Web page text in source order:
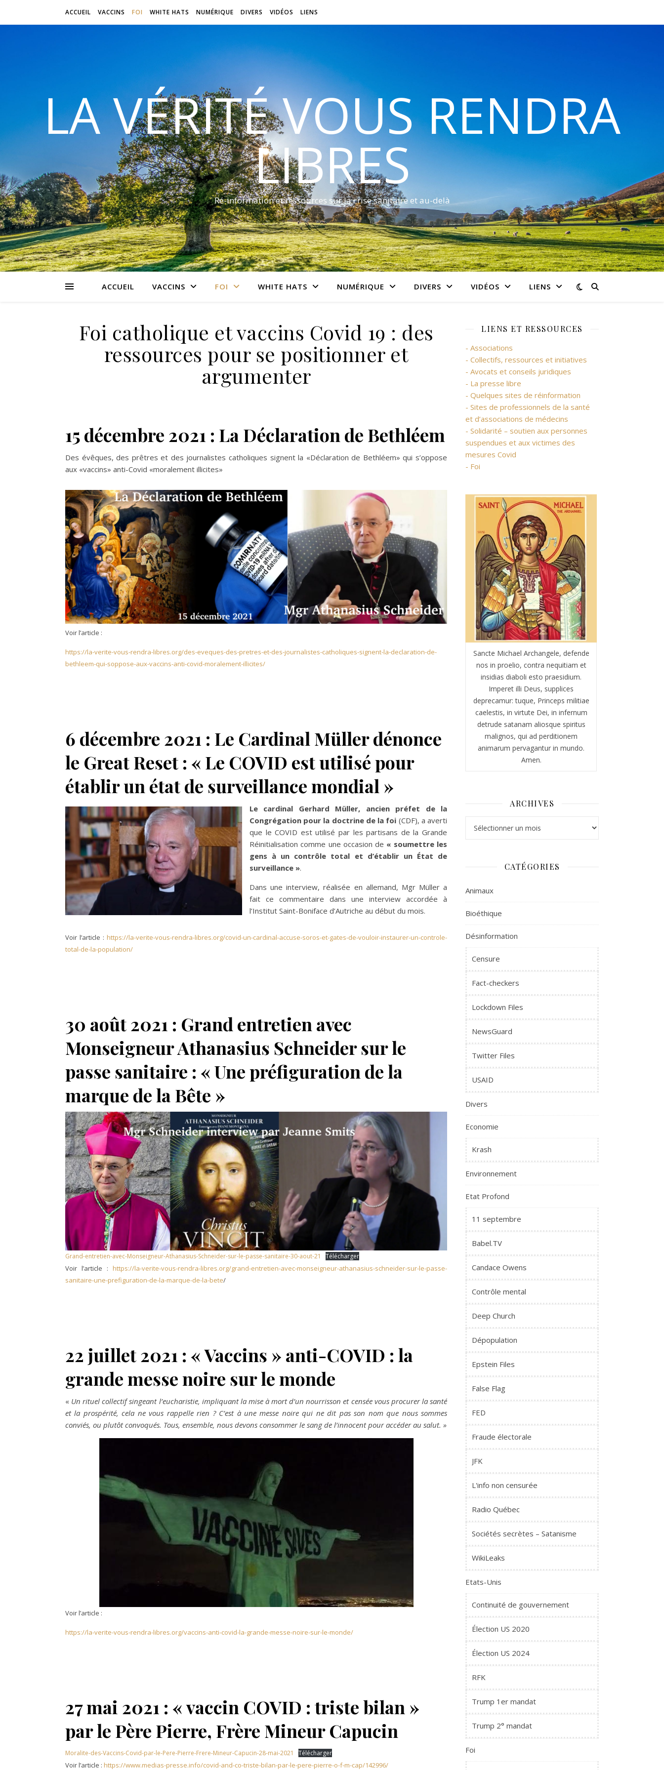
ACCUEIL VACCINS FOI WHITE HATS NUMÉRIQUE DIVERS VIDÉOS LIENS
LA VÉRITÉ VOUS RENDRA
LIBRES
Ré-information et ressources sur la crise sanitaire et au-delà
ACCUEIL VACCINS FOI WHITE HATS NUMÉRIQUE DIVERS VIDÉOS LIENS
Foi catholique et vaccins Covid 19 : des
ressources pour se positionner et
argumenter
15 décembre 2021 : La Déclaration de Bethléem
Des évêques, des prêtres et des journalistes catholiques signent la «Déclaration de Bethléem» qui s’oppose
aux «vaccins» anti-Covid «moralement illicites»
Voir l’article :
https://la-verite-vous-rendra-libres.org/des-eveques-des-pretres-et-des-journalistes-catholiques-signent-la-declaration-de-
bethleem-qui-soppose-aux-vaccins-anti-covid-moralement-illicites/
6 décembre 2021 : Le Cardinal Müller dénonce
le Great Reset : « Le COVID est utilisé pour
établir un état de surveillance mondial »
Le cardinal Gerhard Müller, ancien préfet de la
Congrégation pour la doctrine de la foi (CDF), a averti
que le COVID est utilisé par les partisans de la Grande
Réinitialisation comme une occasion de « soumettre les
gens à un contrôle total et d’établir un État de
surveillance ».
Dans une interview, réalisée en allemand, Mgr Müller a
fait ce commentaire dans une interview accordée à
l’Institut Saint-Boniface d’Autriche au début du mois.
Voir l’article : https://la-verite-vous-rendra-libres.org/covid-un-cardinal-accuse-soros-et-gates-de-vouloir-instaurer-un-controle-
total-de-la-population/
30 août 2021 : Grand entretien avec
Monseigneur Athanasius Schneider sur le
passe sanitaire : « Une préfiguration de la
marque de la Bête »
Grand-entretien-avec-Monseigneur-Athanasius-Schneider-sur-le-passe-sanitaire-30-aout-21 Télécharger
Voir l’article : https://la-verite-vous-rendra-libres.org/grand-entretien-avec-monseigneur-athanasius-schneider-sur-le-passe-
sanitaire-une-prefiguration-de-la-marque-de-la-bete/
22 juillet 2021 : « Vaccins » anti-COVID : la
grande messe noire sur le monde
« Un rituel collectif singeant l’eucharistie, impliquant la mise à mort d’un nourrisson et censée vous procurer la santé
et la prospérité, cela ne vous rappelle rien ? C’est à une messe noire qui ne dit pas son nom que nous sommes
conviés, ou plutôt convoqués. Tous, ensemble, nous devons consommer le sang de l’innocent pour accéder au salut. »
Voir l’article :
https://la-verite-vous-rendra-libres.org/vaccins-anti-covid-la-grande-messe-noire-sur-le-monde/
27 mai 2021 : « vaccin COVID : triste bilan »
par le Père Pierre, Frère Mineur Capucin
Moralite-des-Vaccins-Covid-par-le-Pere-Pierre-Frere-Mineur-Capucin-28-mai-2021 Télécharger
Voir l’article : https://www.medias-presse.info/covid-and-co-triste-bilan-par-le-pere-pierre-o-f-m-cap/142996/
LIENS ET RESSOURCES
- Associations
- Collectifs, ressources et initiatives
- Avocats et conseils juridiques
- La presse libre
- Quelques sites de réinformation
- Sites de professionnels de la santé
et d’associations de médecins
- Solidarité – soutien aux personnes
suspendues et aux victimes des
mesures Covid
- Foi
Sancte Michael Archangele, defende
nos in proelio, contra nequitiam et
insidias diaboli esto praesidium.
Imperet illi Deus, supplices
deprecamur: tuque, Princeps militiae
caelestis, in virtute Dei, in infernum
detrude satanam aliosque spiritus
malignos, qui ad perditionem
animarum pervagantur in mundo.
Amen.
ARCHIVES
CATÉGORIES
Animaux
Bioéthique
Désinformation
Censure
Fact-checkers
Lockdown Files
NewsGuard
Twitter Files
USAID
Divers
Economie
Krash
Environnement
Etat Profond
11 septembre
Babel.TV
Candace Owens
Contrôle mental
Deep Church
Dépopulation
Epstein Files
False Flag
FED
Fraude électorale
JFK
L'info non censurée
Radio Québec
Sociétés secrètes – Satanisme
WikiLeaks
Etats-Unis
Continuité de gouvernement
Élection US 2020
Élection US 2024
RFK
Trump 1er mandat
Trump 2° mandat
Foi